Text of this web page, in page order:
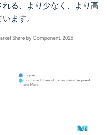
る、より少なく、より高
ます。